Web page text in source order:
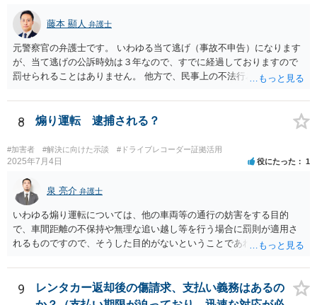
藤本 顯人 弁護士
元警察官の弁護士です。 いわゆる当て逃げ（事故不申告）になります
が、当て逃げの公訴時効は３年なので、すでに経過しておりますので
罰せられることはありません。 他方で、民事上の不法行為にあたって
為から２０年なのですが、すでに不法行為から３年は経過しているも
のの、相手方は加害者を知らないと思いますので、こちらの時効には
るのであれば、一度警察へ当時の日時や場所、事故状況をお伝えして
いただき、調査依頼した方が良いです。
8 煽り運転 逮捕される？
#加害者 #解決に向けた示談 #ドライブレコーダー証拠活用
2025年7月4日 役にたった 1
泉 亮介 弁護士
いわゆる煽り運転については、他の車両等の通行の妨害をする目的
で、車間距離の不保持や無理な追い越し等を行う場合に罰則が適用さ
れるものですので、そうした目的がないということであれば煽り運転
9
レンタカー返却後の傷請求、支払い義務はあるの